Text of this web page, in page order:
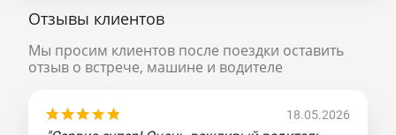
Отзывы клиентов
Мы просим клиентов после поездки оставить
отзыв о встрече, машине и водителе
18.05.2026